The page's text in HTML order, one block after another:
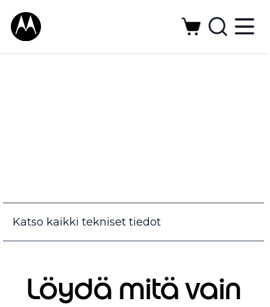
Katso kaikki tekniset tiedot
Löydä mitä vain